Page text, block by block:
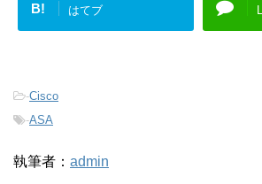
B! はてブ
-Cisco
-ASA
執筆者： admin